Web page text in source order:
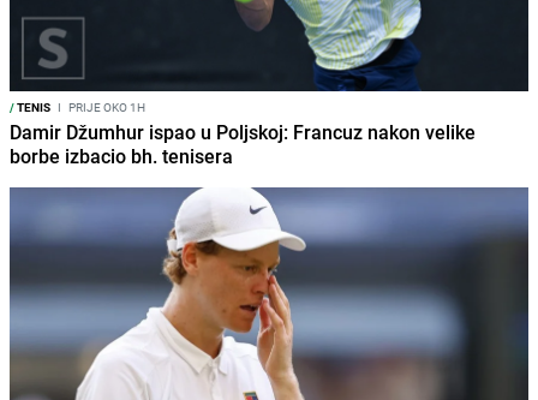
/TENIS I PRIJE OKO 1H
Damir Džumhur ispao u Poljskoj: Francuz nakon velike
borbe izbacio bh. tenisera